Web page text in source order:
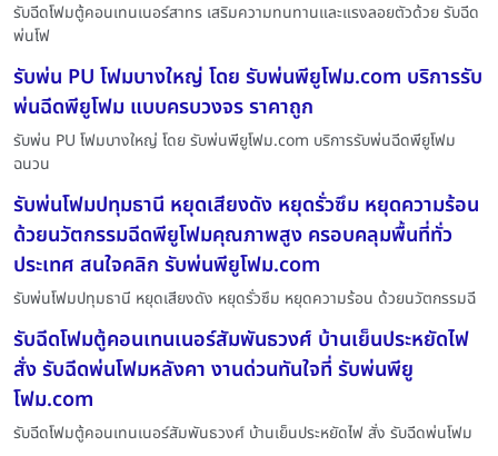
รับฉีดโฟมตู้คอนเทนเนอร์สาทร เสริมความทนทานและแรงลอยตัวด้วย รับฉีด
พ่นโฟ
รับพ่น PU โฟมบางใหญ่ โดย รับพ่นพียูโฟม.com บริการรับ
พ่นฉีดพียูโฟม แบบครบวงจร ราคาถูก
รับพ่น PU โฟมบางใหญ่ โดย รับพ่นพียูโฟม.com บริการรับพ่นฉีดพียูโฟม
ฉนวน
รับพ่นโฟมปทุมธานี หยุดเสียงดัง หยุดรั่วซึม หยุดความร้อน
ด้วยนวัตกรรมฉีดพียูโฟมคุณภาพสูง ครอบคลุมพื้นที่ทั่ว
ประเทศ สนใจคลิก รับพ่นพียูโฟม.com
รับพ่นโฟมปทุมธานี หยุดเสียงดัง หยุดรั่วซึม หยุดความร้อน ด้วยนวัตกรรมฉี
รับฉีดโฟมตู้คอนเทนเนอร์สัมพันธวงศ์ บ้านเย็นประหยัดไฟ
สั่ง รับฉีดพ่นโฟมหลังคา งานด่วนทันใจที่ รับพ่นพียู
โฟม.com
รับฉีดโฟมตู้คอนเทนเนอร์สัมพันธวงศ์ บ้านเย็นประหยัดไฟ สั่ง รับฉีดพ่นโฟม